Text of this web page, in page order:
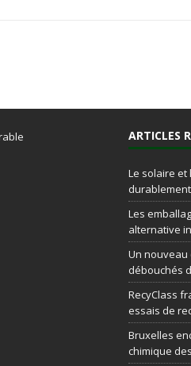
ARTICLES
Le solaire et
Les
alternative
Un nouveau
débouchés
RecyClass
essais de
Bruxelles
chimique